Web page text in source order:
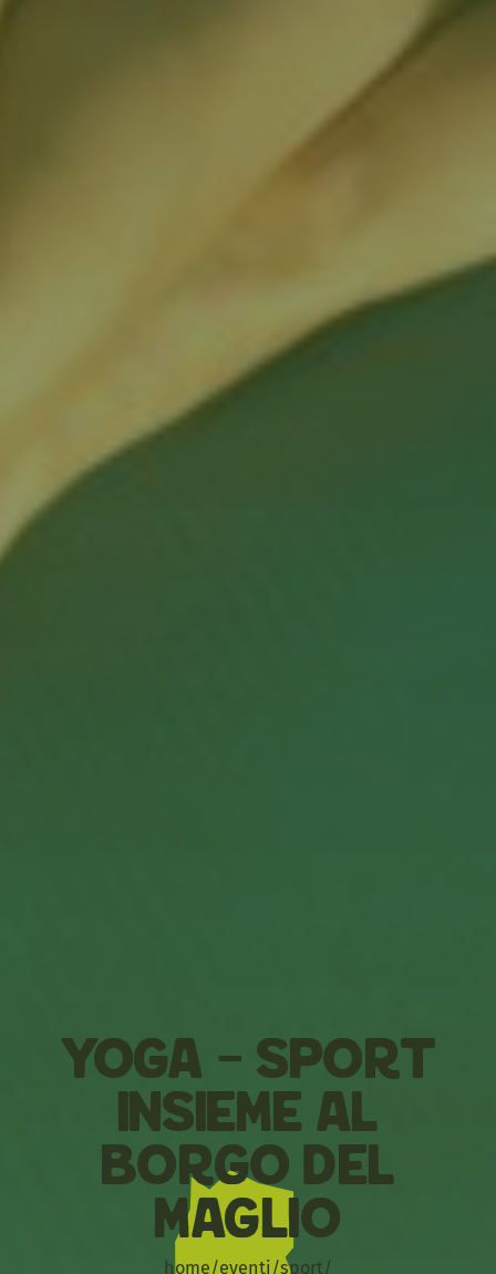
Yoga – Sport
Insieme al
Borgo del
Maglio
home/eventi/sport/